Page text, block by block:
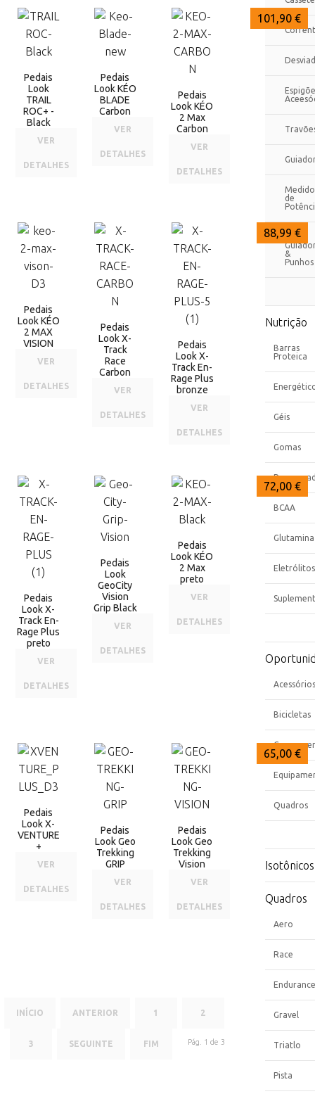
123,99 €
Pedais
Look
TRAIL
ROC+ -
Black
VER
DETALHES
109,00 €
Pedais
Look KÉO
BLADE
Carbon
VER
DETALHES
101,90 €
Pedais
Look KÉO
2 Max
Carbon
VER
DETALHES
99,99 €
Pedais
Look KÉO
2 MAX
VISION
VER
DETALHES
94,00 €
Pedais
Look X-
Track
Race
Carbon
VER
DETALHES
88,99 €
Pedais
Look X-
Track En-
Rage Plus
bronze
VER
DETALHES
88,99 €
Pedais
Look X-
Track En-
Rage Plus
preto
VER
DETALHES
74,20 €
Pedais
Look
GeoCity
Vision
Grip Black
VER
DETALHES
72,00 €
Pedais
Look KÉO
2 Max
preto
VER
DETALHES
67,50 €
Pedais
Look X-
VENTURE
+
VER
DETALHES
65,00 €
Pedais
Look Geo
Trekking
GRIP
VER
DETALHES
65,00 €
Pedais
Look Geo
Trekking
Vision
VER
DETALHES
INÍCIO ANTERIOR 1 2
3 SEGUINTE FIM Pág. 1 de 3
de
Fitas
&
Punhos
Nutrição
Barras
Proteica
Géis
Gomas
BCAA
Glutamina
Eletrólitos
Acessórios
Bicicletas
Quadros
Isotônicos
Quadros
Aero
Race
Endurance
Gravel
Triatlo
Pista